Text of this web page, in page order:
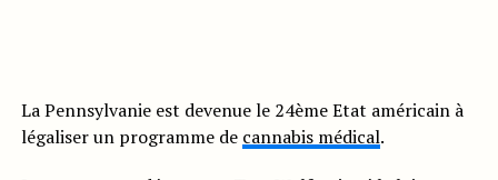
La Pennsylvanie est devenue le 24ème Etat américain à
légaliser un programme de cannabis médical.